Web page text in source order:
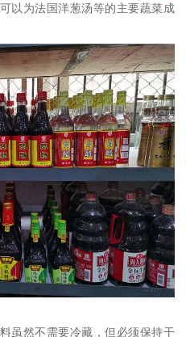
以为法国洋葱汤等的主要蔬菜成
虽然不需要冷藏，但必须保持干